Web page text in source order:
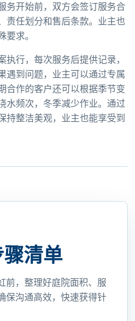
务开始前，双方会签订服务合
责任划分和售后条款。业主也
求。
行，每次服务后提供记录，
遇到问题，业主可以通过专属
合作的客户还可以根据季节变
水频次，冬季减少作业。通过
持整洁美观，业主也能享受到
清单
前，整理好庭院面积、服
保沟通高效，快速获得针